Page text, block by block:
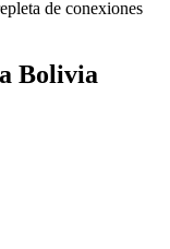
de conexiones
Bolivia